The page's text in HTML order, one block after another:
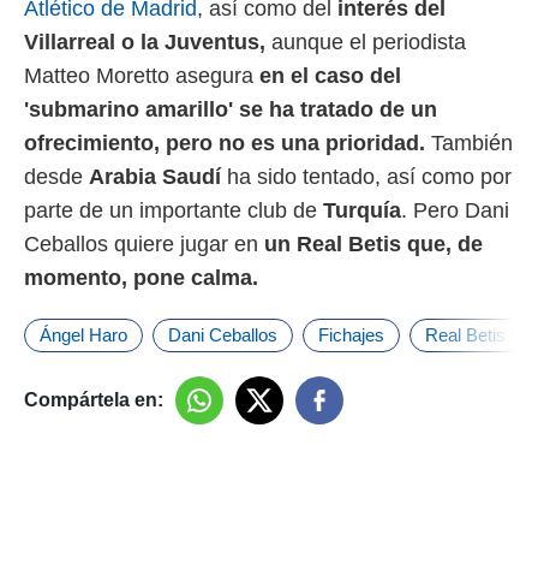
Atlético de Madrid, así como del interés del
Villarreal o la Juventus, aunque el periodista
Matteo Moretto asegura en el caso del
'submarino amarillo' se ha tratado de un
ofrecimiento, pero no es una prioridad. También
desde Arabia Saudí ha sido tentado, así como por
parte de un importante club de Turquía. Pero Dani
Ceballos quiere jugar en un Real Betis que, de
momento, pone calma.
Ángel Haro Dani Ceballos Fichajes Real Betis
Compártela en: